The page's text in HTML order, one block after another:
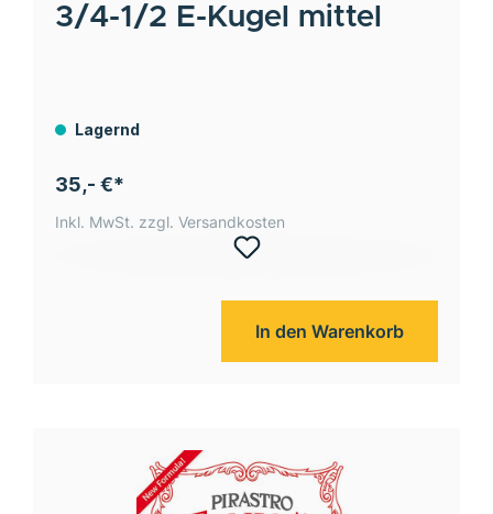
3/4-1/2 E-Kugel mittel
Lagernd
35,- €*
Inkl. MwSt. zzgl. Versandkosten
In den Warenkorb